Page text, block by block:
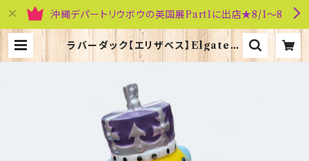
沖縄デパートリウボウの英国展Part1に出店★8/1～8
ラバーダック【エリザベス】Elgate P
roducts 90348（73371） | 英国雑